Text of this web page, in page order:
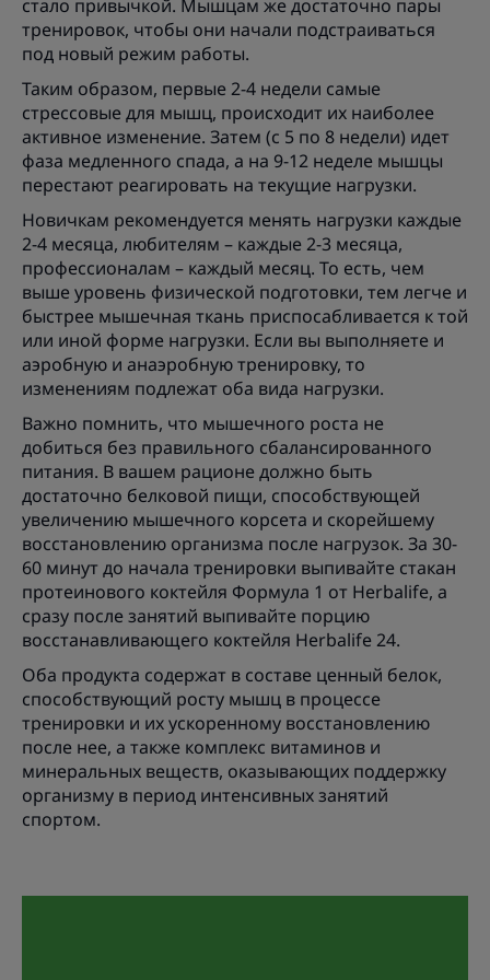
стало привычкой. Мышцам же достаточно пары
тренировок, чтобы они начали подстраиваться
под новый режим работы.
Таким образом, первые 2-4 недели самые
стрессовые для мышц, происходит их наиболее
активное изменение. Затем (с 5 по 8 недели) идет
фаза медленного спада, а на 9-12 неделе мышцы
перестают реагировать на текущие нагрузки.
Новичкам рекомендуется менять нагрузки каждые
2-4 месяца, любителям – каждые 2-3 месяца,
профессионалам – каждый месяц. То есть, чем
выше уровень физической подготовки, тем легче и
быстрее мышечная ткань приспосабливается к той
или иной форме нагрузки. Если вы выполняете и
аэробную и анаэробную тренировку, то
изменениям подлежат оба вида нагрузки.
Важно помнить, что мышечного роста не
добиться без правильного сбалансированного
питания. В вашем рационе должно быть
достаточно белковой пищи, способствующей
увеличению мышечного корсета и скорейшему
восстановлению организма после нагрузок. За 30-
60 минут до начала тренировки выпивайте стакан
протеинового коктейля Формула 1 от Herbalife, а
сразу после занятий выпивайте порцию
восстанавливающего коктейля Herbalife 24.
Оба продукта содержат в составе ценный белок,
способствующий росту мышц в процессе
тренировки и их ускоренному восстановлению
после нее, а также комплекс витаминов и
минеральных веществ, оказывающих поддержку
организму в период интенсивных занятий
спортом.